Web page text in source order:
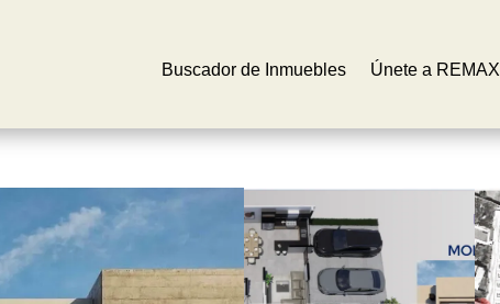
Buscador de Inmuebles Únete a REMAX